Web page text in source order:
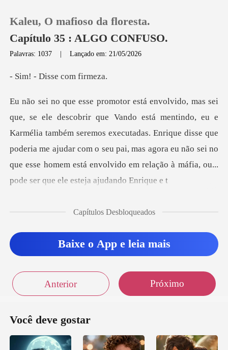
Loja
Histórico
Sair
Kaleu, O mafioso da floresta.
Capítulo 35 : ALGO CONFUSO.
Palavras: 1037 |Lançado em: 21/05/2026
Disse com
e
Karmélia também seremos executadas. Enrique disse que
poderia me ajudar com o seu pai, mas agora eu não
Capítulos Desbloqueados
Baixe o App e leia mais
Anterior Próximo
Você deve gostar